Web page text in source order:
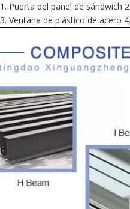
1. Puerta del panel de sándwich
3. Ventana de plástico de acero